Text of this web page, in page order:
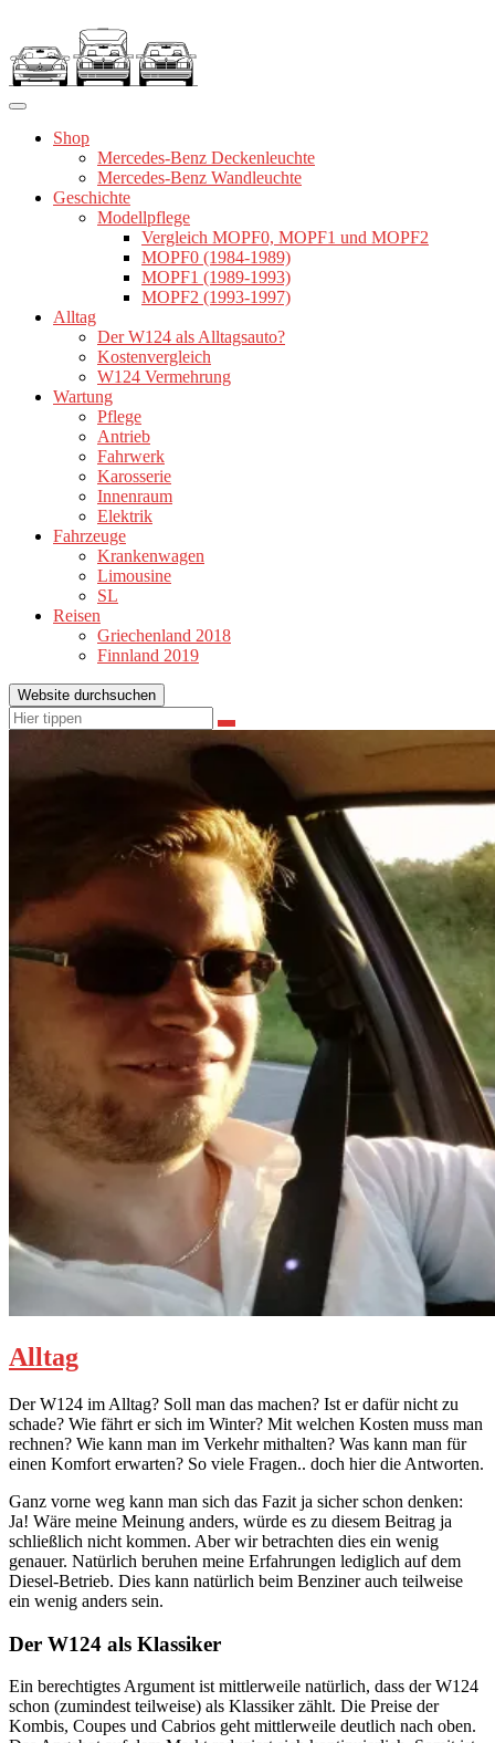
springen
Shop
Mercedes-Benz Deckenleuchte
Mercedes-Benz Wandleuchte
Geschichte
Modellpflege
Vergleich MOPF0, MOPF1 und MOPF2
MOPF0 (1984-1989)
MOPF1 (1989-1993)
MOPF2 (1993-1997)
Alltag
Der W124 als Alltagsauto?
Kostenvergleich
W124 Vermehrung
Wartung
Pflege
Antrieb
Fahrwerk
Karosserie
Innenraum
Elektrik
Fahrzeuge
Krankenwagen
Limousine
SL
Reisen
Griechenland 2018
Finnland 2019
Website durchsuchen
Suchen
nach:
Suchen
Alltag
Der W124 im Alltag? Soll man das machen? Ist er dafür nicht zu
schade? Wie fährt er sich im Winter? Mit welchen Kosten muss man
rechnen? Wie kann man im Verkehr mithalten? Was kann man für
einen Komfort erwarten? So viele Fragen.. doch hier die Antworten.
Ganz vorne weg kann man sich das Fazit ja sicher schon denken:
Ja! Wäre meine Meinung anders, würde es zu diesem Beitrag ja
schließlich nicht kommen. Aber wir betrachten dies ein wenig
genauer. Natürlich beruhen meine Erfahrungen lediglich auf dem
Diesel-Betrieb. Dies kann natürlich beim Benziner auch teilweise
ein wenig anders sein.
Der W124 als Klassiker
Ein berechtigtes Argument ist mittlerweile natürlich, dass der W124
schon (zumindest teilweise) als Klassiker zählt. Die Preise der
Kombis, Coupes und Cabrios geht mittlerweile deutlich nach oben.